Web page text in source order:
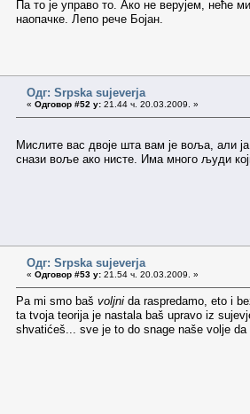
Па то је управо то. Ако не верујем, неће
наопачке. Лепо рече Бојан.
Одг: Srpska sujeverja
« Одговор #52 у: 21.44 ч. 20.03.2009. »
Мислите вас двоје шта вам је воља, али
снази воље ако нисте. Има много људи
Одг: Srpska sujeverja
« Одговор #53 у: 21.54 ч. 20.03.2009. »
Pa mi smo baš voljni da raspredamo, eto i
ta tvoja teorija je nastala baš upravo iz
shvatićeš... sve je to do snage naše volje